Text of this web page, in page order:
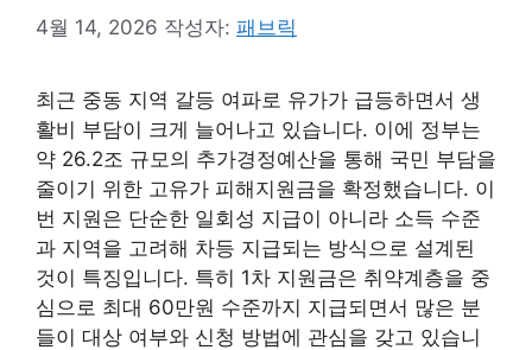
4월 14, 2026 작성자: 패브릭
최근 중동 지역 갈등 여파로 유가가 급등하면서 생
활비 부담이 크게 늘어나고 있습니다. 이에 정부는
약 26.2조 규모의 추가경정예산을 통해 국민 부담을
줄이기 위한 고유가 피해지원금을 확정했습니다. 이
번 지원은 단순한 일회성 지급이 아니라 소득 수준
과 지역을 고려해 차등 지급되는 방식으로 설계된
것이 특징입니다. 특히 1차 지원금은 취약계층을 중
심으로 최대 60만원 수준까지 지급되면서 많은 분
들이 대상 여부와 신청 방법에 관심을 갖고 있습니